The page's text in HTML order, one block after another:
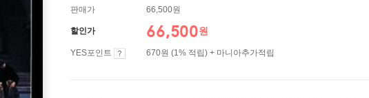
판매가 66,500원
할인가 66,500원
YES포인트 670원 (1% 적립) + 마니아추가적립